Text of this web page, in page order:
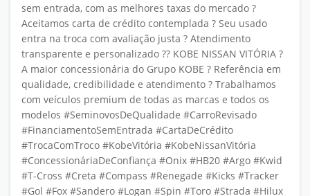
sem entrada, com as melhores taxas do mercado ?
Aceitamos carta de crédito contemplada ? Seu usado
entra na troca com avaliação justa ? Atendimento
transparente e personalizado ?? KOBE NISSAN VITÓRIA ?
A maior concessionária do Grupo KOBE ? Referência em
qualidade, credibilidade e atendimento ? Trabalhamos
com veículos premium de todas as marcas e todos os
modelos #SeminovosDeQualidade #CarroRevisado
#FinanciamentoSemEntrada #CartaDeCrédito
#TrocaComTroco #KobeVitória #KobeNissanVitória
#ConcessionáriaDeConfiança #Onix #HB20 #Argo #Kwid
#T-Cross #Creta #Compass #Renegade #Kicks #Tracker
#Gol #Fox #Sandero #Logan #Spin #Toro #Strada #Hilux